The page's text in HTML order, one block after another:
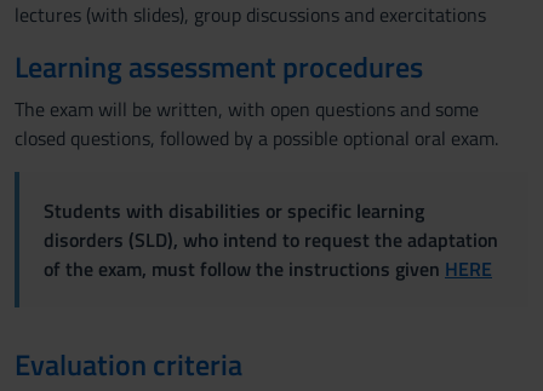
lectures (with slides), group discussions and exercitations
Learning assessment procedures
The exam will be written, with open questions and some
closed questions, followed by a possible optional oral exam.
Students with disabilities or specific learning
disorders (SLD), who intend to request the adaptation
of the exam, must follow the instructions given HERE
Evaluation criteria